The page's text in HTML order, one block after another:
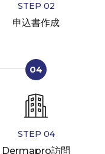
STEP 02
申込書作成
04
STEP 04
Dermapro訪問